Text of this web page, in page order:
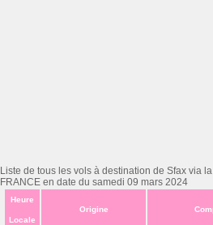
Liste de tous les vols à destination de Sfax via
FRANCE en date du samedi 09 mars 2024
Heure
Locale
Origine